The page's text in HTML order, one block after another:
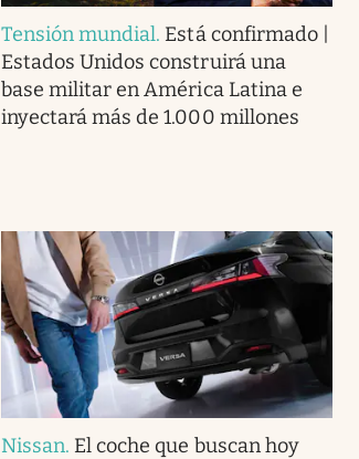
Tensión mundial. Está confirmado |
Estados Unidos construirá una
base militar en América Latina e
inyectará más de 1.000 millones
Nissan. El coche que buscan hoy